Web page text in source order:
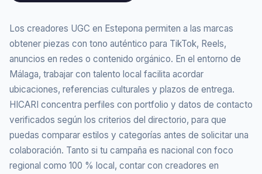
Los creadores UGC en Estepona permiten a las marcas
obtener piezas con tono auténtico para TikTok, Reels,
anuncios en redes o contenido orgánico. En el entorno de
Málaga, trabajar con talento local facilita acordar
ubicaciones, referencias culturales y plazos de entrega.
HICARI concentra perfiles con portfolio y datos de contacto
verificados según los criterios del directorio, para que
puedas comparar estilos y categorías antes de solicitar una
colaboración. Tanto si tu campaña es nacional con foco
regional como 100 % local, contar con creadores en